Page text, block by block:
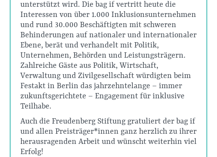
unterstützt wird. Die bag if vertritt heute die
Interessen von über 1.000 Inklusionsunternehmen
und rund 30.000 Beschäftigten mit schweren
Behinderungen auf nationaler und internationaler
Ebene, berät und verhandelt mit Politik,
Unternehmen, Behörden und Leistungsträgern.
Zahlreiche Gäste aus Politik, Wirtschaft,
Verwaltung und Zivilgesellschaft würdigten beim
Festakt in Berlin das jahrzehntelange – immer
zukunftsgerichtete – Engagement für inklusive
Teilhabe.
Auch die Freudenberg Stiftung gratuliert der bag if
und allen Preisträger*innen ganz herzlich zu ihrer
herausragenden Arbeit und wünscht weiterhin viel
Erfolg!